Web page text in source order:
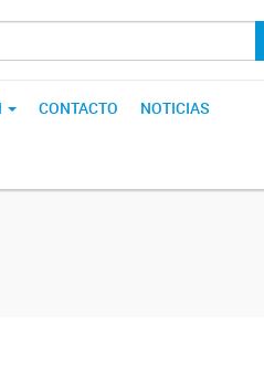
CONTACTO NOTICIAS